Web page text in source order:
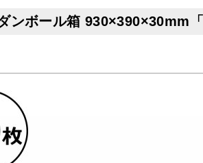
ンボール箱 930×390×30mm